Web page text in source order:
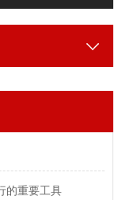
的重要工具